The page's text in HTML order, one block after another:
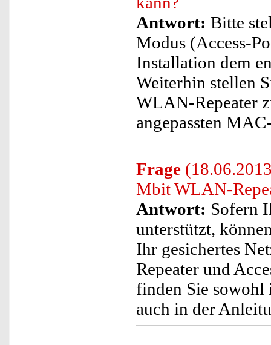
Antwort: Bitte
Modus (Access-
Installation dem
Weiterhin stellen
WLAN-Repeater
angepassten
Frage
Mbit WLAN-
Antwort: Sofern
unterstützt,
Ihr gesichertes
Repeater und
finden Sie
auch in der